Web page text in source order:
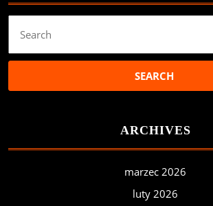
for:
ARCHIVES
marzec 2026
luty 2026